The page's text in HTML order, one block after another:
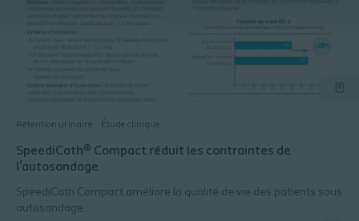
Rétention urinaire Étude clinique
SpeediCath® Compact réduit les contraintes de
l'autosondage
SpeediCath Compact améliore la qualité de vie des patients sous
autosondage.